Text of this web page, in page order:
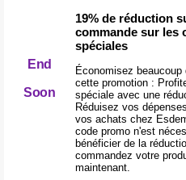
End
Soon
19% de réduction
commande sur les
spéciales
Économisez beaucoup
cette promotion :
spéciale avec une
Réduisez vos
vos achats chez
code promo n'est
bénéficier de la
commandez votre
maintenant.